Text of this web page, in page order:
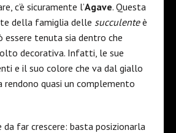
c’è sicuramente l’Agave. Questa
della famiglia delle succulenteè
essere tenuta sia dentro che
decorativa. Infatti, le sue
e il suo colore che va dal giallo
rendono quasi un complemento
da far crescere: basta posizionarla